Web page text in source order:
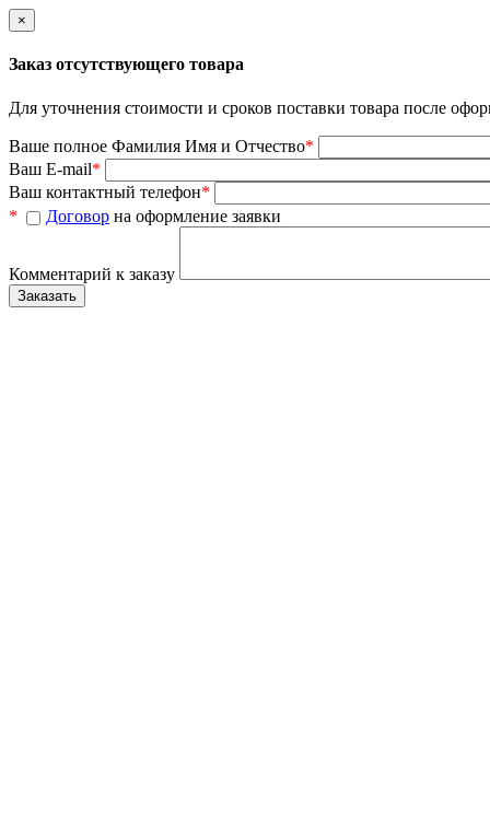
×
Заказ отсутствующего товара
Для уточнения стоимости и сроков поставки товара после
Ваше полное Фамилия Имя и Отчество*
Ваш E-mail*
Ваш контактный телефон*
*
Договор на оформление заявки
Комментарий к заказу